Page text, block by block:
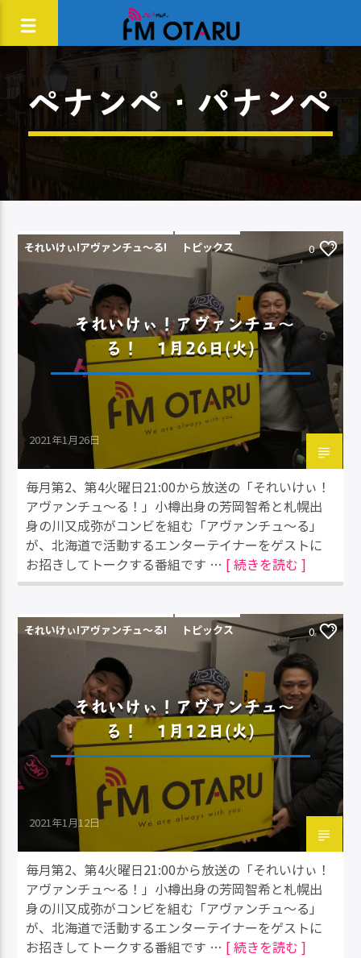
ペナンペ・パナンペ
それいけぃ!アヴァンチュ〜る! トピックス 0
それいけぃ！アヴァンチュ～
る！ 1月26日(火)
2021年1月26日
毎月第2、第4火曜日21:00から放送の「それいけぃ！
アヴァンチュ～る！」小樽出身の芳岡智希と札幌出
身の川又成弥がコンビを組む「アヴァンチュ～る」
が、北海道で活動するエンターテイナーをゲストに
お招きしてトークする番組です … [ 続きを読む ]
それいけぃ!アヴァンチュ〜る! トピックス 0
それいけぃ！アヴァンチュ～
る！ 1月12日(火)
2021年1月12日
毎月第2、第4火曜日21:00から放送の「それいけぃ！
アヴァンチュ～る！」小樽出身の芳岡智希と札幌出
身の川又成弥がコンビを組む「アヴァンチュ～る」
が、北海道で活動するエンターテイナーをゲストに
お招きしてトークする番組です … [ 続きを読む ]